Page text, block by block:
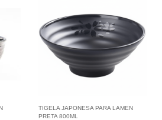
TIGELA JAPONESA PARA LAMEN
PRETA 800ML